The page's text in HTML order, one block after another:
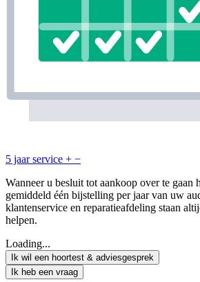
5 jaar service + −
Wanneer u besluit tot aankoop over te gaan
gemiddeld één bijstelling per jaar van uw
klantenservice en reparatieafdeling staan
helpen.
Loading...
Ik wil een hoortest & adviesgesprek
Ik heb een vraag